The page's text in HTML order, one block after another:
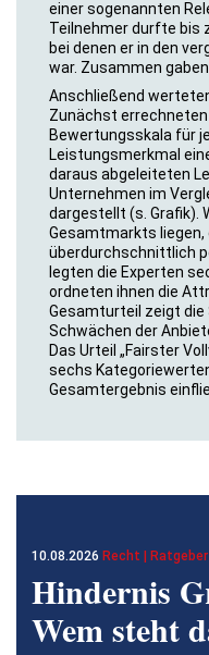
einer sogenannten
Teilnehmer durfte bis
bei denen er in den
war. Zusammen
Anschließend
Zunächst
Bewertungsskala für
Leistungsmerkmal
daraus abgeleiteten
Unternehmen im
dargestellt (s. Grafik).
Gesamtmarkts liegen,
überdurchschnittlich
legten die Experten
ordneten ihnen die
Gesamturteil zeigt die
Schwächen der
Das Urteil „Fairster
sechs
Gesamtergebnis
10.08.2026 Recht | Ratgeber
Hindernis
Wem steht